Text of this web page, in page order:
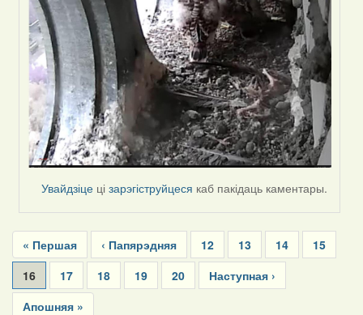
Увайдзіце цізарэгіструйцеся каб пакідаць каментары.
Pagination
First
page
« Першая
Previous
page
‹ Папярэдняя Page
12 Page
13 Page
14 Page
15
Current
page
16 Page
17 Page
18 Page
19 Page
20
Next
page
Наступная ›
Last
Апошняя »